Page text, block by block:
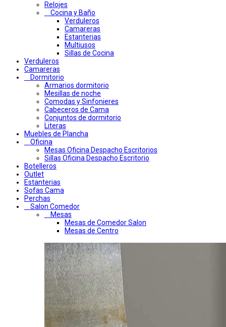
Relojes
Cocina y Baño
Verduleros
Camareras
Estanterias
Multiusos
Sillas de Cocina
Verduleros
Camareras
Dormitorio
Armarios dormitorio
Mesillas de noche
Comodas y Sinfonieres
Cabeceros de Cama
Conjuntos de dormitorio
Literas
Muebles de Plancha
Oficina
Mesas Oficina Despacho Escritorios
Sillas Oficina Despacho Escritorio
Botelleros
Outlet
Estanterias
Sofas Cama
Perchas
Salon Comedor
Mesas
Mesas de Comedor Salon
Mesas de Centro